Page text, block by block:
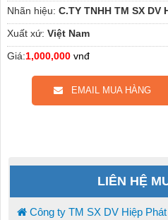
Nhãn hiệu: C.TY TNHH TM SX DV
Xuất xứ: Việt Nam
Giá:1,000,000 vnđ
EMAIL MUA HÀNG
LIÊN HỆ
Công ty TM SX DV Hiệp